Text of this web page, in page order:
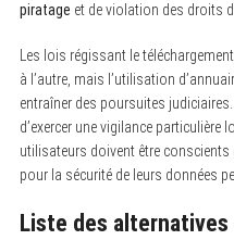
piratage et de violation des droits
Les lois régissant le
à l’autre, mais l’utilisation
entraîner des poursuites
d’exercer une vigilance particulière
utilisateurs doivent être
pour la sécurité de leurs données
Liste des alternatives